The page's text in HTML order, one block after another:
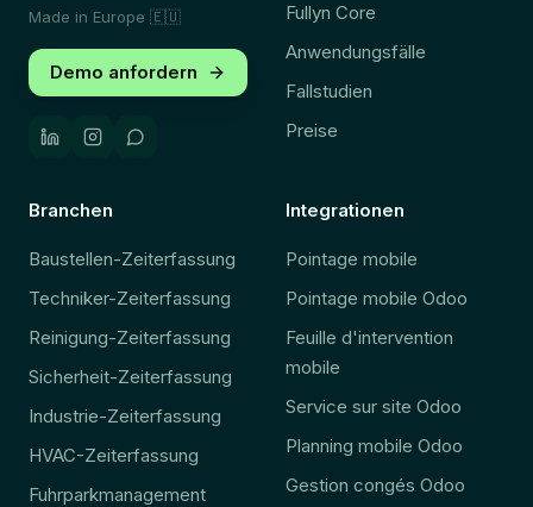
Made in Europe 🇪🇺
Demo anfordern
Fullyn Core
Anwendungsfälle
Fallstudien
Preise
Branchen
Baustellen-Zeiterfassung
Techniker-Zeiterfassung
Reinigung-Zeiterfassung
Sicherheit-Zeiterfassung
Industrie-Zeiterfassung
HVAC-Zeiterfassung
Fuhrparkmanagement
Integrationen
Pointage mobile
Pointage mobile Odoo
Feuille d'intervention
mobile
Service sur site Odoo
Planning mobile Odoo
Gestion congés Odoo